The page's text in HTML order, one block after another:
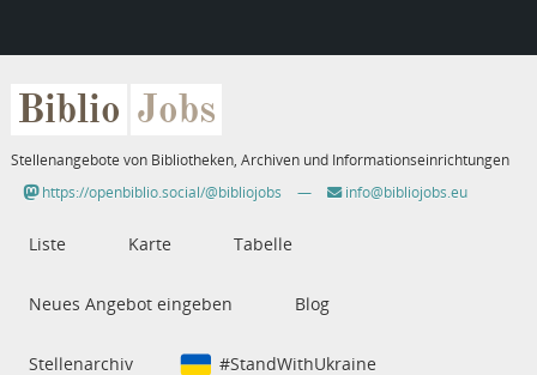
Biblio Jobs
Stellenangebote von Bibliotheken, Archiven und Informationseinrichtungen
https://openbiblio.social/@bibliojobs
— info@bibliojobs.eu
Liste Karte Tabelle
Neues Angebot eingeben Blog
Stellenarchiv #StandWithUkraine